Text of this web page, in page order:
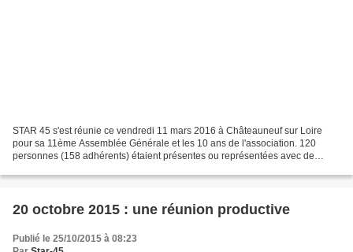
STAR 45 s'est réunie ce vendredi 11 mars 2016 à Châteauneuf sur Loire
pour sa 11ème Assemblée Générale et les 10 ans de l'association. 120
personnes (158 adhérents) étaient présentes ou représentées avec de
20 octobre 2015 : une réunion productive
Publié le 25/10/2015 à 08:23